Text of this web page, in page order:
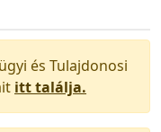
és Tulajdonosi
itt találja.